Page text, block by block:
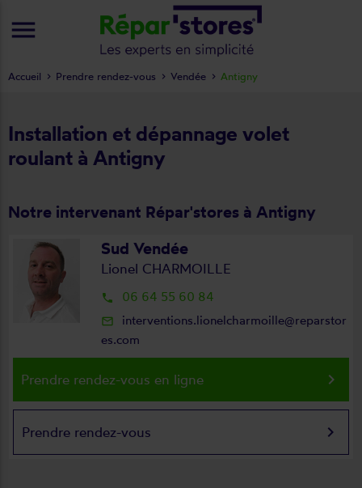
Installation et dépannage volet
roulant à Antigny
Notre intervenant Répar'stores à Antigny
Sud Vendée
Lionel CHARMOILLE
local_phone 06 64 55 60 84
mail_outline
interventions.lionelcharmoille@reparstor
es.com
Prendre rendez-vous en ligne keyboard_arrow_right
Prendre rendez-vous keyboard_arrow_right
Accueil Prendre rendez-vous Vendée Antigny
menu